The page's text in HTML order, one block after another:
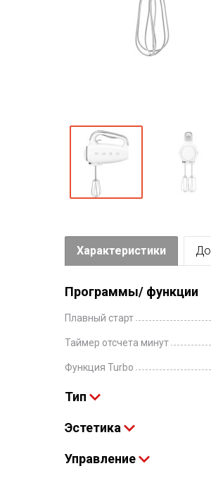
Характеристики
Программы/ функции
Плавный старт
Таймер отсчета минут
Функция Turbo
Тип
Эстетика
Управление